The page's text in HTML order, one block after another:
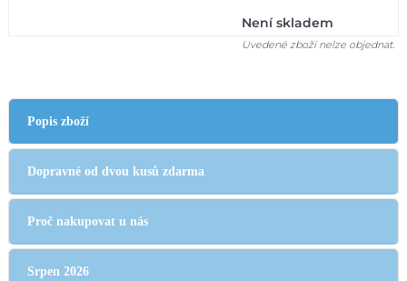
Není skladem
Uvedené zboží nelze objednat.
Popis zboží
Dopravné od dvou kusů zdarma
Proč nakupovat u nás
Srpen 2026